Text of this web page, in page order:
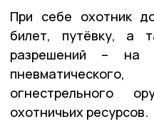
При себе охотник
билет, путёвку, а
разрешений – на
огнестрельного
охотничьих ресурсов.